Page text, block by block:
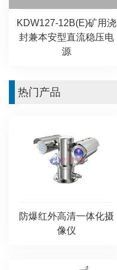
KDW127-12B(E)矿用浇
封兼本安型直流稳压电
源
热门产品
防爆红外高清一体化摄
像仪